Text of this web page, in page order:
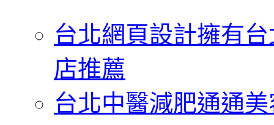
台北網頁設計擁有
店推薦
台北中醫減肥通通